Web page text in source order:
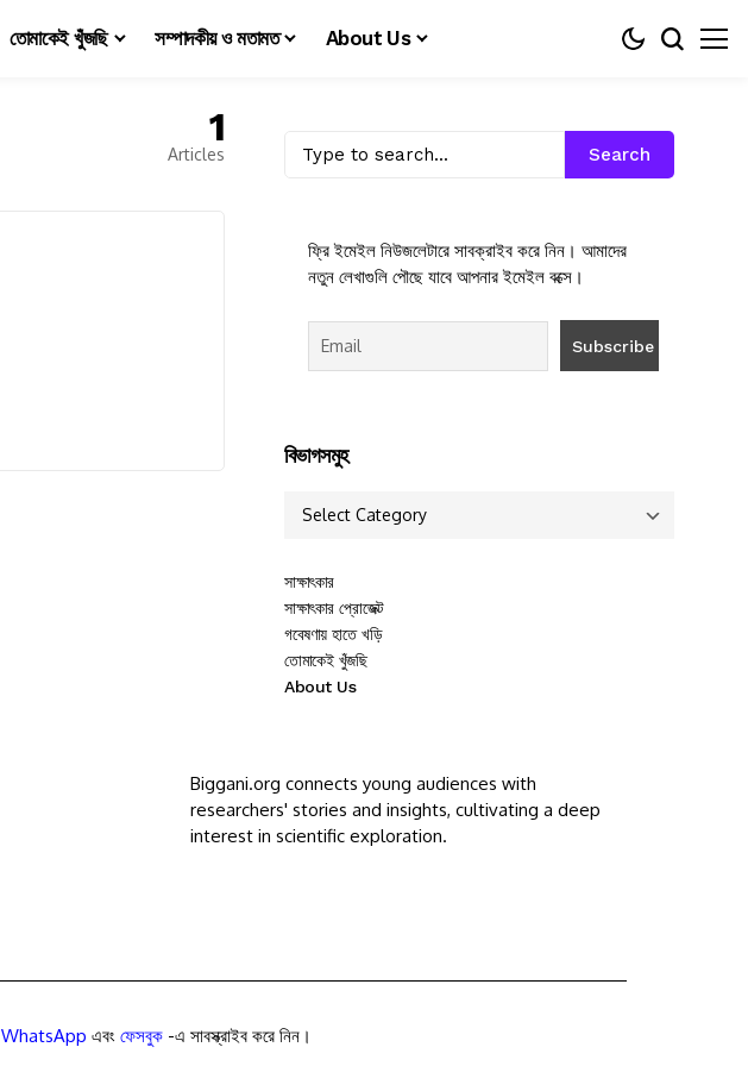
তোমাকেই খুঁজছি সম্পাদকীয় ও মতামত About Us
1
Articles Search
ফ্রি ইমেইল নিউজলেটারে সাবক্রাইব করে নিন। আমাদের
নতুন লেখাগুলি পৌছে যাবে আপনার ইমেইল বক্সে।
বিভাগসমুহ
সাক্ষাৎকার
সাক্ষাৎকার প্রোজেক্ট
গবেষণায় হাতে খড়ি
তোমাকেই খুঁজছি
About Us
Biggani.org connects young audiences with
researchers' stories and insights, cultivating a deep
interest in scientific exploration.
WhatsApp এবং ফেসবুক -এ সাবস্ক্রাইব করে নিন।